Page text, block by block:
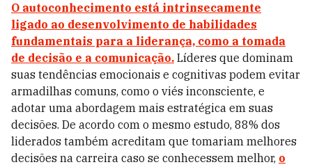
O autoconhecimento está intrinsecamente
ligado ao desenvolvimento de habilidades
fundamentais para a liderança, como a tomada
de decisão e a comunicação. Líderes que dominam
suas tendências emocionais e cognitivas podem evitar
armadilhas comuns, como o viés inconsciente, e
adotar uma abordagem mais estratégica em suas
decisões. De acordo com o mesmo estudo, 88% dos
liderados também acreditam que tomariam melhores
decisões na carreira caso se conhecessem melhor, o